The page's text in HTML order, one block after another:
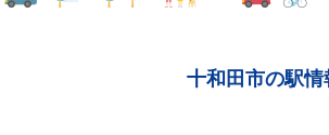
十和田市の駅情